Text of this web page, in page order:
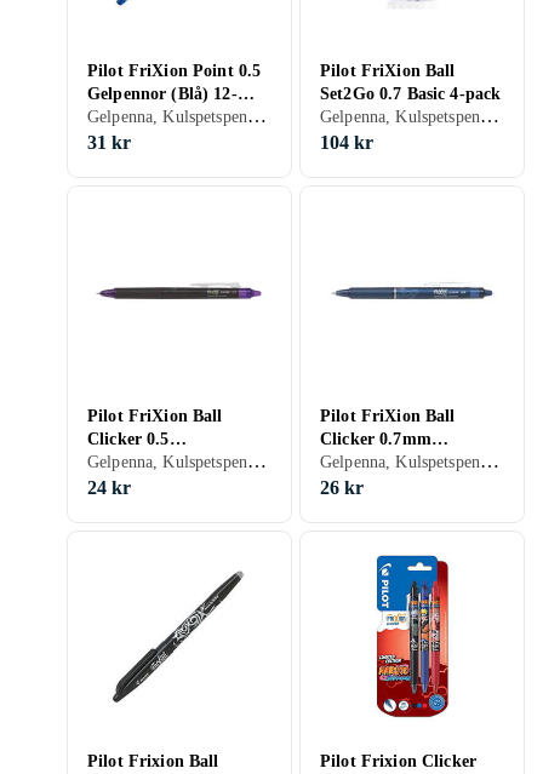
Pilot FriXion Point 0.5
Gelpennor (Blå) 12-
pack
Gelpenna, Kulspetspenna, Med suddgummi, Blå, Röd
31 kr
Pilot FriXion Ball
Set2Go 0.7 Basic 4-pack
Gelpenna, Kulspetspenna, Med suddgummi, Svart, Blå, Röd, Grön, Rosa, Lila
104 kr
Pilot FriXion Ball
Clicker 0.5
Kulspetspennor (Lila)
12-pack
Gelpenna, Kulspetspenna, Med suddgummi, Lila
24 kr
Pilot FriXion Ball
Clicker 0.7mm
Kulspetspenna
(Blåsvart)
Gelpenna, Kulspetspenna, Med suddgummi, Svart, Blå
26 kr
Pilot Frixion Ball
Pilot Frixion Clicker